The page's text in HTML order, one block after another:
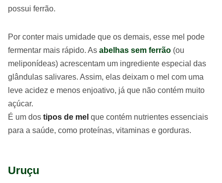
possui ferrão.
Por conter mais umidade que os demais, esse mel pode
fermentar mais rápido. As abelhas sem ferrão (ou
meliponídeas) acrescentam um ingrediente especial das
glândulas salivares. Assim, elas deixam o mel com uma
leve acidez e menos enjoativo, já que não contém muito
açúcar.
É um dos tipos de mel que contém nutrientes essenciais
para a saúde, como proteínas, vitaminas e gorduras.
Uruçu